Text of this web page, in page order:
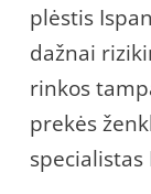
plėstis
dažnai
rinkos
prekės
specialistas